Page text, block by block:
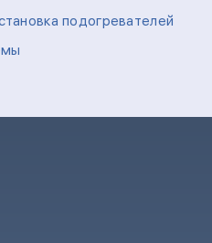
подогревателей